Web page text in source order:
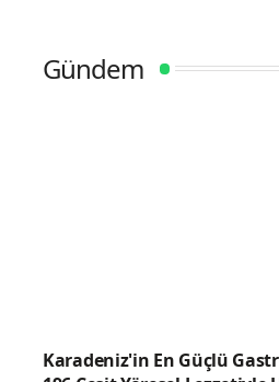
Gündem
Karadeniz'in En Güçlü